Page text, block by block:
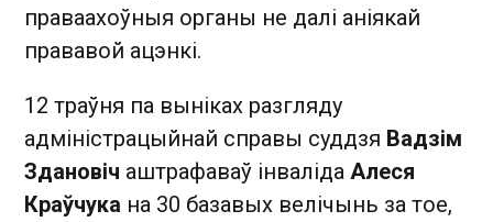
праваахоўныя органы не далі аніякай
прававой ацэнкі.
12 траўня па выніках разгляду
адміністрацыйнай справы суддзя Вадзім
Здановіч аштрафаваў інваліда Алеся
Краўчука на 30 базавых велічынь за тое,